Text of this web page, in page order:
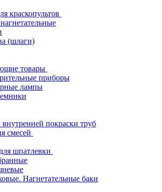
краскопультов
(шлаги)
товары
приборы
лампы
внутренней покраски труб
смесей
шпатлевки
Нагнетательные баки